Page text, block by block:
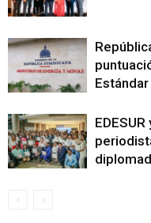
Estándar